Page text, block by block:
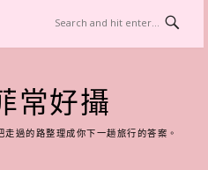
常好攝
過的路整理成你下一趟旅行的答案。